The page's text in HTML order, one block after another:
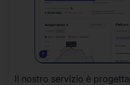
Il nostro servizio è